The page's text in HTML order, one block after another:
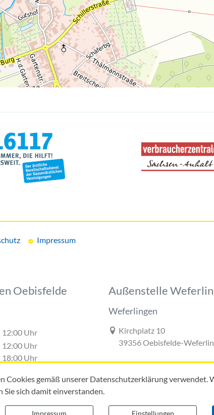
Cookies gemäß unserer Datenschutzerklärung verwendet.
Sie sich damit einverstanden.
Impressum Einstellungen
Impressum
Oebisfelde
12:00 Uhr
12:00 Uhr
18:00 Uhr
16:00 Uhr
Außenstelle
Weferlingen
Link zur Google-Maps
Kirchplatz 10
39356 Oebisfelde-